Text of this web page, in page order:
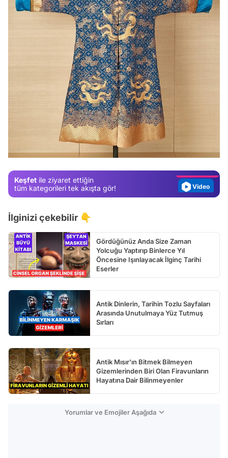
Keşfet ile ziyaret ettiğin
tüm kategorileri tek akışta gör!
Video
İlginizi çekebilir 👇
Gördüğünüz Anda Size Zaman
Yolcuğu Yaptırıp Binlerce Yıl
Öncesine Işınlayacak İlginç Tarihi
Eserler
Antik Dinlerin, Tarihin Tozlu Sayfaları
Arasında Unutulmaya Yüz Tutmuş
Sırları
Antik Mısır'ın Bitmek Bilmeyen
Gizemlerinden Biri Olan Firavunların
Hayatına Dair Bilinmeyenler
Yorumlar ve Emojiler Aşağıda